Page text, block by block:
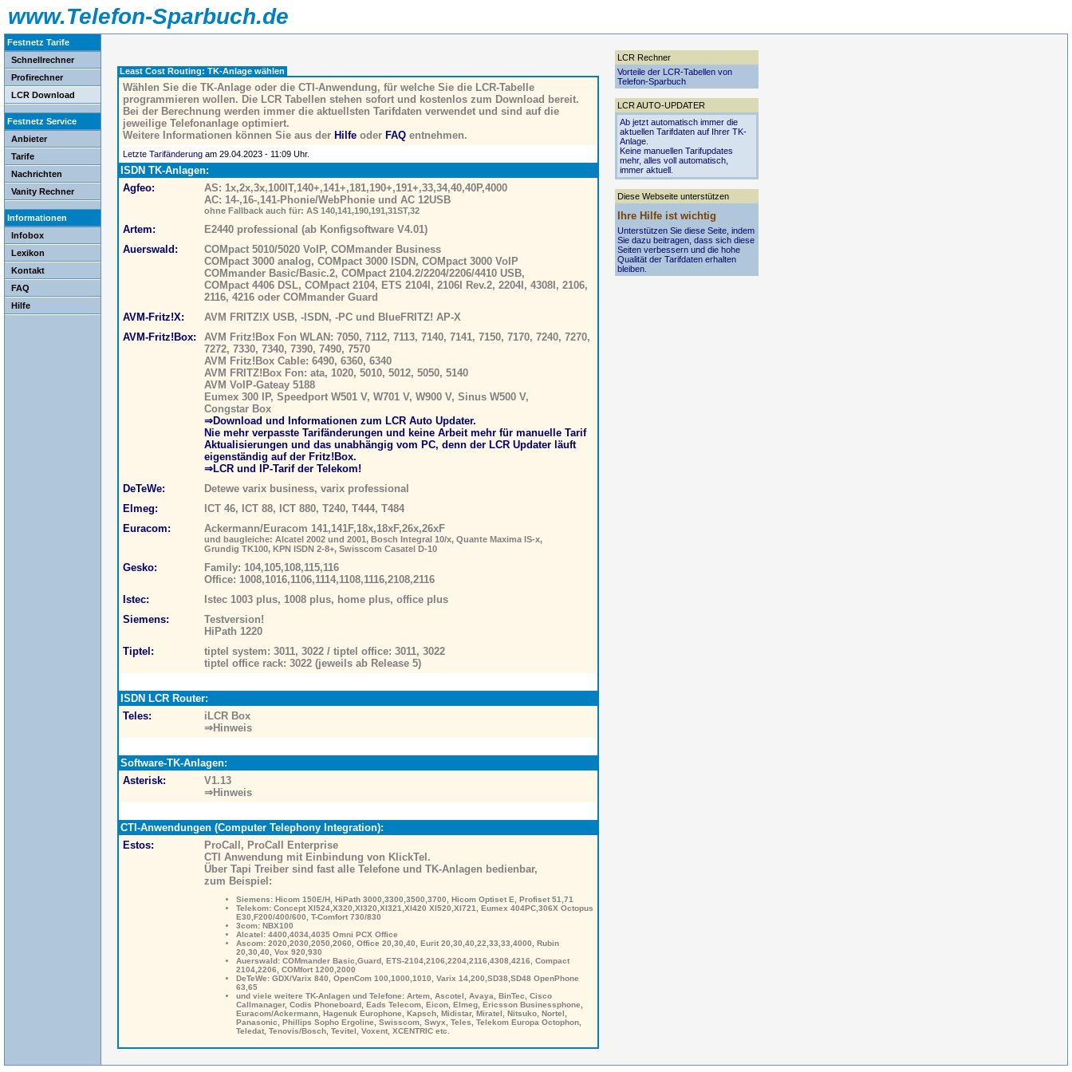
www.Telefon-Sparbuch.de
Festnetz Tarife
Schnellrechner
Profirechner
LCR Download
Festnetz Service
Anbieter
Tarife
Nachrichten
Vanity Rechner
Informationen
Infobox
Lexikon
Kontakt
FAQ
Hilfe
Least Cost Routing: TK-Anlage wählen
Wählen Sie die TK-Anlage oder die CTI-Anwendung, für welche Sie die LCR-Tabelle
programmieren wollen. Die LCR Tabellen stehen sofort und kostenlos zum Download bereit.
Bei der Berechnung werden immer die aktuellsten Tarifdaten verwendet und sind auf die
jeweilige Telefonanlage optimiert.
Weitere Informationen können Sie aus der Hilfe oder FAQ entnehmen.
Letzte Tarifänderung am 29.04.2023 - 11:09 Uhr.
ISDN TK-Anlagen:
Agfeo:
AS: 1x,2x,3x,100IT,140+,141+,181,190+,191+,33,34,40,40P,4000
AC: 14-,16-,141-Phonie/WebPhonie und AC 12USB
ohne Fallback auch für: AS 140,141,190,191,31ST,32
Artem:
E2440 professional (ab Konfigsoftware V4.01)
Auerswald:
COMpact 5010/5020 VoIP, COMmander Business
COMpact 3000 analog, COMpact 3000 ISDN, COMpact 3000 VoIP
COMmander Basic/Basic.2, COMpact 2104.2/2204/2206/4410 USB,
COMpact 4406 DSL, COMpact 2104, ETS 2104I, 2106I Rev.2, 2204I, 4308I, 2106,
2116, 4216 oder COMmander Guard
AVM-Fritz!X:
AVM FRITZ!X USB, -ISDN, -PC und BlueFRITZ! AP-X
AVM-Fritz!Box:
AVM Fritz!Box Fon WLAN: 7050, 7112, 7113, 7140, 7141, 7150, 7170, 7240, 7270,
7272, 7330, 7340, 7390, 7490, 7570
AVM Fritz!Box Cable: 6490, 6360, 6340
AVM FRITZ!Box Fon: ata, 1020, 5010, 5012, 5050, 5140
AVM VoIP-Gateay 5188
Eumex 300 IP, Speedport W501 V, W701 V, W900 V, Sinus W500 V,
Congstar Box
⇒Download und Informationen zum LCR Auto Updater.
Nie mehr verpasste Tarifänderungen und keine Arbeit mehr für manuelle Tarif
Aktualisierungen und das unabhängig vom PC, denn der LCR Updater läuft
eigenständig auf der Fritz!Box.
⇒LCR und IP-Tarif der Telekom!
DeTeWe:
Detewe varix business, varix professional
Elmeg:
ICT 46, ICT 88, ICT 880, T240, T444, T484
Euracom:
Ackermann/Euracom 141,141F,18x,18xF,26x,26xF
und baugleiche: Alcatel 2002 und 2001, Bosch Integral 10/x, Quante Maxima IS-x,
Grundig TK100, KPN ISDN 2-8+, Swisscom Casatel D-10
Gesko:
Family: 104,105,108,115,116
Office: 1008,1016,1106,1114,1108,1116,2108,2116
Istec:
Istec 1003 plus, 1008 plus, home plus, office plus
Siemens:
Testversion!
HiPath 1220
Tiptel:
tiptel system: 3011, 3022 / tiptel office: 3011, 3022
tiptel office rack: 3022 (jeweils ab Release 5)
ISDN LCR Router:
Teles:
iLCR Box
⇒Hinweis
Software-TK-Anlagen:
Asterisk:
V1.13
⇒Hinweis
CTI-Anwendungen (Computer Telephony Integration):
Estos:
ProCall, ProCall Enterprise
CTI Anwendung mit Einbindung von KlickTel.
Über Tapi Treiber sind fast alle Telefone und TK-Anlagen bedienbar,
zum Beispiel:
Siemens: Hicom 150E/H, HiPath 3000,3300,3500,3700, Hicom Optiset E, Profiset 51,71
Telekom: Concept XI524,X320,XI320,XI321,XI420 XI520,XI721, Eumex 404PC,306X Octopus
E30,F200/400/600, T-Comfort 730/830
3com: NBX100
Alcatel: 4400,4034,4035 Omni PCX Office
Ascom: 2020,2030,2050,2060, Office 20,30,40, Eurit 20,30,40,22,33,33,4000, Rubin
20,30,40, Vox 920,930
Auerswald: COMmander Basic,Guard, ETS-2104,2106,2204,2116,4308,4216, Compact
2104,2206, COMfort 1200,2000
DeTeWe: GDX/Varix 840, OpenCom 100,1000,1010, Varix 14,200,SD38,SD48 OpenPhone
63,65
und viele weitere TK-Anlagen und Telefone: Artem, Ascotel, Avaya, BinTec, Cisco
Callmanager, Codis Phoneboard, Eads Telecom, Eicon, Elmeg, Ericsson Businessphone,
Euracom/Ackermann, Hagenuk Europhone, Kapsch, Midistar, Miratel, Nitsuko, Nortel,
Panasonic, Phillips Sopho Ergoline, Swisscom, Swyx, Teles, Telekom Europa Octophon,
Teledat, Tenovis/Bosch, Tevitel, Voxent, XCENTRIC etc.
LCR Rechner
Vorteile der LCR-Tabellen von
Telefon-Sparbuch
LCR AUTO-UPDATER
Ab jetzt automatisch immer die
aktuellen Tarifdaten auf Ihrer TK-
Anlage.
Keine manuellen Tarifupdates
mehr, alles voll automatisch,
immer aktuell.
Diese Webseite unterstützen
Ihre Hilfe ist wichtig
Unterstützen Sie diese Seite, indem
Sie dazu beitragen, dass sich diese
Seiten verbessern und die hohe
Qualität der Tarifdaten erhalten
bleiben.